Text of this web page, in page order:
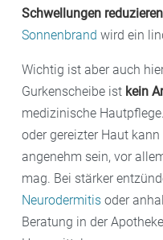
Schwellungen reduzieren
Sonnenbrand wird ein
Wichtig ist aber auch
Gurkenscheibe ist kein
medizinische
oder gereizter Haut
angenehm sein, vor
mag. Bei stärker
Neurodermitis oder
Beratung in der